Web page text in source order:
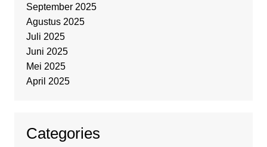
September 2025
Agustus 2025
Juli 2025
Juni 2025
Mei 2025
April 2025
Categories